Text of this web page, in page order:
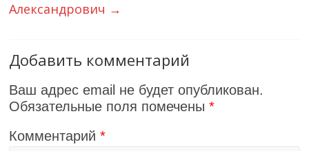
Александрович →
Добавить комментарий
Ваш адрес email не будет опубликован.
Обязательные поля помечены*
Комментарий*